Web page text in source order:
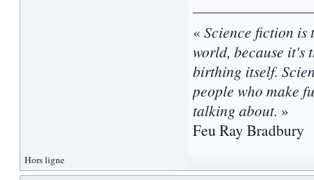
« Science fiction is
world, because it's
birthing itself.
people who make
talking about. »
Feu Ray Bradbury
Hors ligne